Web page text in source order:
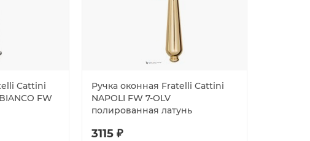
Cattini
FW
Ручка оконная Fratelli Cattini
NAPOLI FW 7-OLV
полированная латунь
3115 ₽